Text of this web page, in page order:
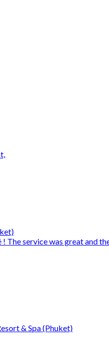
The service was great and
& Spa (Phuket)